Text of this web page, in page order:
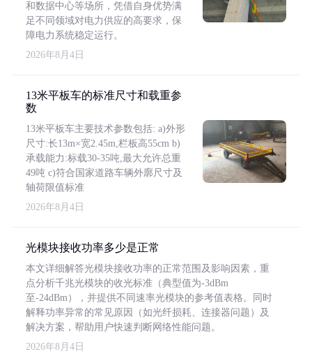
和数据中心等场所，凭借自身优势满
足不同领域对电力供应的高要求，保
障电力系统稳定运行。
2026年8月4日
13米平板车的标准尺寸和载重参
数
13米平板车主要技术参数包括: a)外形
尺寸:长13m×宽2.45m,栏板高55cm b)
承载能力:标载30-35吨,最大允许总重
49吨 c)符合国家道路车辆外廓尺寸及
轴荷限值标准
2026年8月4日
光模块接收功率多少是正常
本文详细解答光模块接收功率的正常范围及影响因素，重
点分析千兆光模块的收光标准（典型值为-3dBm
至-24dBm），并提供不同速率光模块的参考值表格。同时
解释功率异常的常见原因（如光纤损耗、连接器问题）及
解决方案，帮助用户快速判断网络性能问题。
2026年8月4日